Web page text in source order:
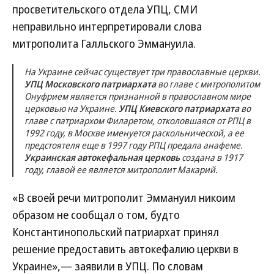
просветительского отдела УПЦ, СМИ
неправильно интерпретировали слова
митрополита Галльского Эммануила.
На Украине сейчас существует три православные церкви.
УПЦ Московского патриархатаво главе с митрополитом
Онуфрием является признанной в православном мире
церковью на Украине. УПЦ Киевского патриархатаво
главе с патриархом Филаретом, отколовшаяся от РПЦ в
1992 году, в Москве именуется раскольнической, а ее
предстоятеля еще в 1997 году РПЦ предала анафеме.
Украинская автокефальная церковьсоздана в 1917
году, главой ее является митрополит Макарий.
«В своей речи митрополит Эммануил никоим
образом не сообщал о том, будто
Константинопольский патриархат принял
решение предоставить автокефалию церкви в
Украине»,— заявили в УПЦ. По словам